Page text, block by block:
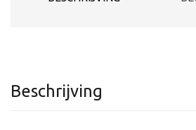
Beschrijving